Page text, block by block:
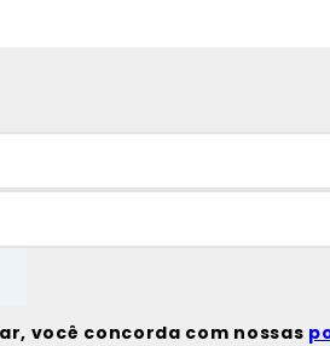
você concorda com nossas